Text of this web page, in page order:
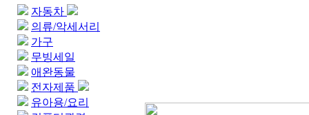
자동차
의류/악세서리
가구
무빙세일
애완동물
전자제품
유아용/요리